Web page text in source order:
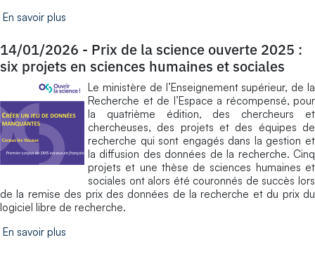
En savoir plus
14/01/2026 - Prix de la science ouverte 2025 :
six projets en sciences humaines et sociales
Le ministère de l’Enseignement supérieur, de la
Recherche et de l’Espace a récompensé, pour
la quatrième édition, des chercheurs et
chercheuses, des projets et des équipes de
recherche qui sont engagés dans la gestion et
la diffusion des données de la recherche. Cinq
projets et une thèse de sciences humaines et
sociales ont alors été couronnés de succès lors
de la remise des prix des données de la recherche et du prix du
logiciel libre de recherche.
En savoir plus